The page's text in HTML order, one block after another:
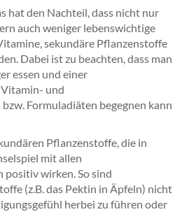
hat den Nachteil, dass nicht nur
auch weniger lebenswichtige
sekundäre Pflanzenstoffe
Dabei ist zu beachten, dass man
essen und einer
und
Formuladiäten begegnen kann
Pflanzenstoffe, die in
mit allen
wirken. So sind
(z.B. das Pektin in Äpfeln) nicht
herbei zu führen oder